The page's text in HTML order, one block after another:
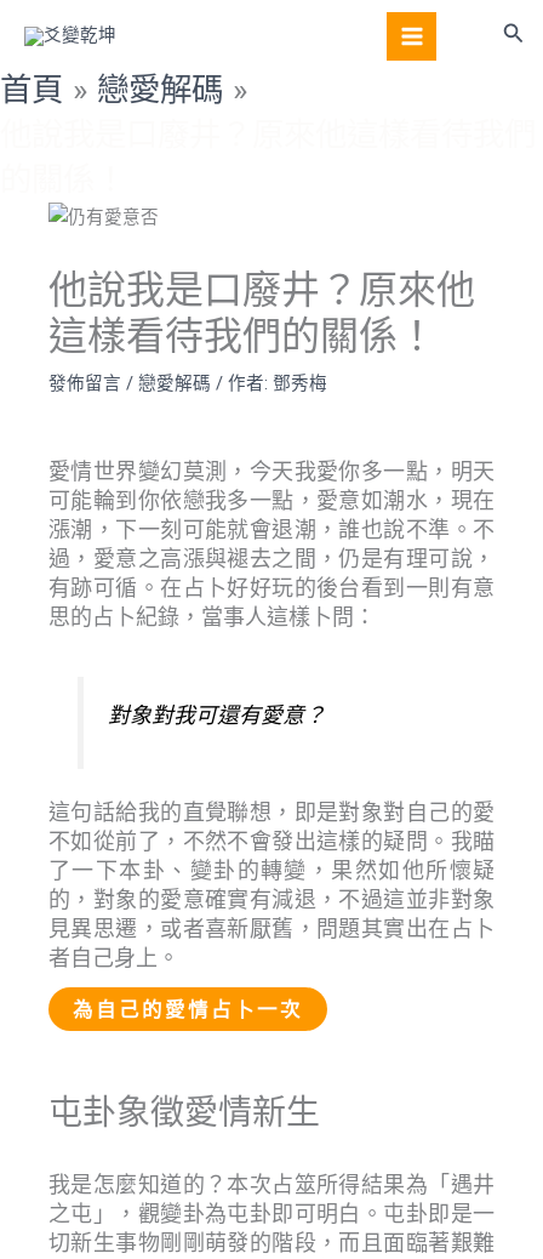
主
要
搜
首頁
戀愛解碼
他說我是口廢井？原來他
這樣看待我們的關係！
發佈留言 / 戀愛解碼 / 作者: 鄧秀梅
愛情世界變幻莫測，今天我愛你多一點，明天
可能輪到你依戀我多一點，愛意如潮水，現在
漲潮，下一刻可能就會退潮，誰也說不準。不
過，愛意之高漲與褪去之間，仍是有理可說，
有跡可循。在占卜好好玩的後台看到一則有意
思的占卜紀錄，當事人這樣卜問：
對象對我可還有愛意？
這句話給我的直覺聯想，即是對象對自己的愛
不如從前了，不然不會發出這樣的疑問。我瞄
了一下本卦、變卦的轉變，果然如他所懷疑
的，對象的愛意確實有減退，不過這並非對象
見異思遷，或者喜新厭舊，問題其實出在占卜
者自己身上。
為自己的愛情占卜一次
屯卦象徵愛情新生
我是怎麼知道的？本次占筮所得結果為「遇井
之屯」，觀變卦為屯卦即可明白。屯卦即是一
切新生事物剛剛萌發的階段，而且面臨著艱難